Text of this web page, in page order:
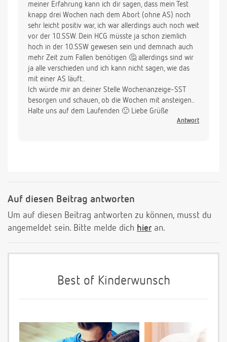
meiner Erfahrung kann ich dir sagen, dass mein Test
knapp drei Wochen nach dem Abort (ohne AS) noch
sehr leicht positiv war, ich war allerdings auch noch weit
vor der 10.SSW. Dein HCG müsste ja schon ziemlich
hoch in der 10.SSW gewesen sein und demnach auch
mehr Zeit zum Fallen benötigen 🤔 allerdings sind wir
ja alle verschieden und ich kann nicht sagen, wie das
mit einer AS läuft..
Ich würde mir an deiner Stelle Wochenanzeige-SST
besorgen und schauen, ob die Wochen mit ansteigen..
Halte uns auf dem Laufenden 🙂 Liebe Grüße
Antwort
Auf diesen Beitrag antworten
Um auf diesen Beitrag antworten zu können, musst du
angemeldet sein. Bitte melde dich hier an.
Best of Kinderwunsch